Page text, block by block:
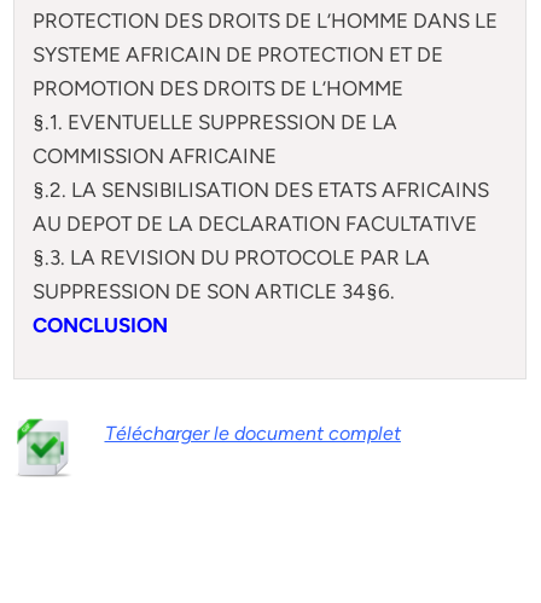
PROTECTION DES DROITS DE L’HOMME DANS LE
SYSTEME AFRICAIN DE PROTECTION ET DE
PROMOTION DES DROITS DE L’HOMME
§.1. EVENTUELLE SUPPRESSION DE LA
COMMISSION AFRICAINE
§.2. LA SENSIBILISATION DES ETATS AFRICAINS
AU DEPOT DE LA DECLARATION FACULTATIVE
§.3. LA REVISION DU PROTOCOLE PAR LA
SUPPRESSION DE SON ARTICLE 34§6.
CONCLUSION
Télécharger le document complet